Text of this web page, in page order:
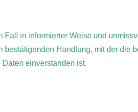
in informierter Weise und
Handlung, mit der die
einverstanden ist.